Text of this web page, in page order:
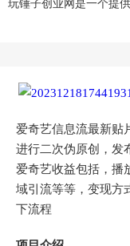
爱奇艺信息流最新贴
进行二次伪原创，发
爱奇艺收益包括，播
域引流等等，变现方
下流程